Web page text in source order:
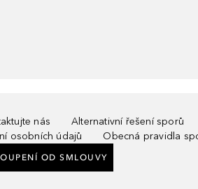
nás
Alternativní řešení sporů
osobních údajů
Obecná pravidla
OD SMLOUVY